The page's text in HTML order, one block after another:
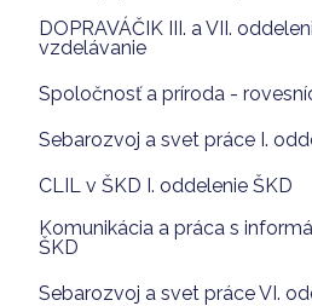
DOPRAVÁČIK III. a VII.
vzdelávanie
Spoločnosť a príroda -
Sebarozvoj a svet práce I.
CLIL v ŠKD I. oddelenie ŠKD
Komunikácia a práca s
ŠKD
Sebarozvoj a svet práce VI.